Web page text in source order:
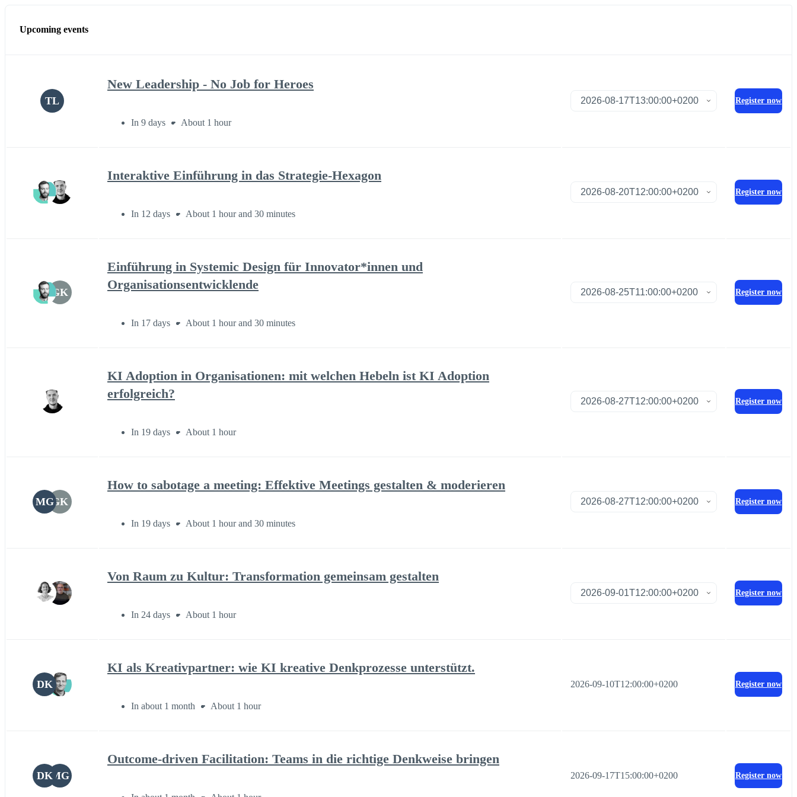
Upcoming events
TL
New Leadership - No Job for Heroes
In 9 days About 1 hour
Register now
Interaktive Einführung in das Strategie-Hexagon
In 12 days About 1 hour and 30 minutes
Register now
GK
Einführung in Systemic Design für Innovator*innen und
Organisationsentwicklende
In 17 days About 1 hour and 30 minutes
Register now
KI Adoption in Organisationen: mit welchen Hebeln ist KI Adoption
erfolgreich?
In 19 days About 1 hour
Register now
MGGK
How to sabotage a meeting: Effektive Meetings gestalten & moderieren
In 19 days About 1 hour and 30 minutes
Register now
Von Raum zu Kultur: Transformation gemeinsam gestalten
In 24 days About 1 hour
Register now
DK
KI als Kreativpartner: wie KI kreative Denkprozesse unterstützt.
In about 1 month About 1 hour
2026-09-10T12:00:00+0200 Register now
DKMG
Outcome-driven Facilitation: Teams in die richtige Denkweise bringen
2026-09-17T15:00:00+0200 Register now